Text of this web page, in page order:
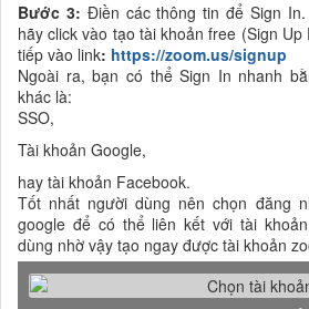
Bước 3: Điền các thông tin để Sign
hãy click vào tạo tài khoản free (Sign
tiếp vào link: https://zoom.us/signup
Ngoài ra, bạn có thể Sign In nhanh
khác là:
SSO,
Tài khoản Google,
hay tài khoản Facebook.
Tốt nhất người dùng nên chọn đăng
google để có thể liên kết với tài
dùng nhờ vậy tạo ngay được tài khoản